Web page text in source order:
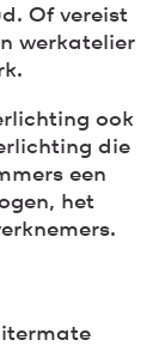
Of vereist
werkatelier
ook
die
een
het